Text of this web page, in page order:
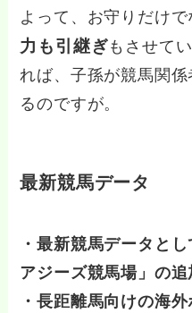
よって、お守りだけで
力も引継ぎもさせて
れば、子孫が競馬関
るのですが。
最新競馬データ
・最新競馬データと
アジーズ競馬場」の追
・長距離馬向けの海